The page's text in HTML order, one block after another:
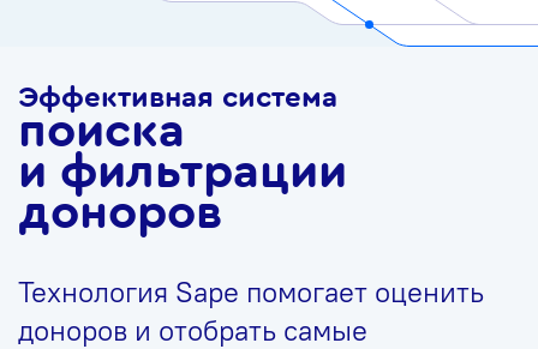
Эффективная система
поиска
и фильтрации
доноров
Технология Sape помогает оценить
доноров и отобрать самые